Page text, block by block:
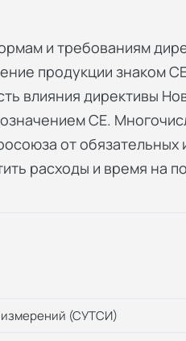
и требованиям
продукции знаком
влияния директивы
СЕ.
от
расходы и время на
измерений (СУТСИ)